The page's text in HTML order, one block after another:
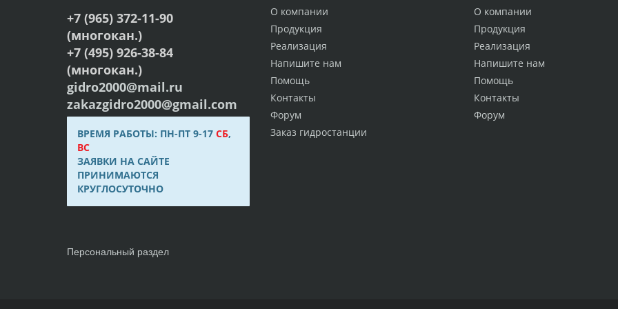
О компании
Продукция
Реализация
Напишите нам
Помощь
Контакты
Форум
О компании
Продукция
Реализация
Напишите нам
Помощь
Контакты
Форум
Заказ гидростанции
+7 (965) 372-11-90
(многокан.)
+7 (495) 926-38-84
(многокан.)
gidro2000@mail.ru
zakazgidro2000@gmail.com
ВРЕМЯ РАБОТЫ: ПН-ПТ 9-17СБ,
ВС
ЗАЯВКИ НА САЙТЕ
ПРИНИМАЮТСЯ
КРУГЛОСУТОЧНО
Персональный раздел